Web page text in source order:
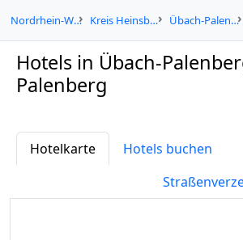
Nordrhein-Westfalen Kreis Heinsberg Übach-Palenberg
Hotels in Übach-
Palenberg
Hotelkarte
Hotels buchen